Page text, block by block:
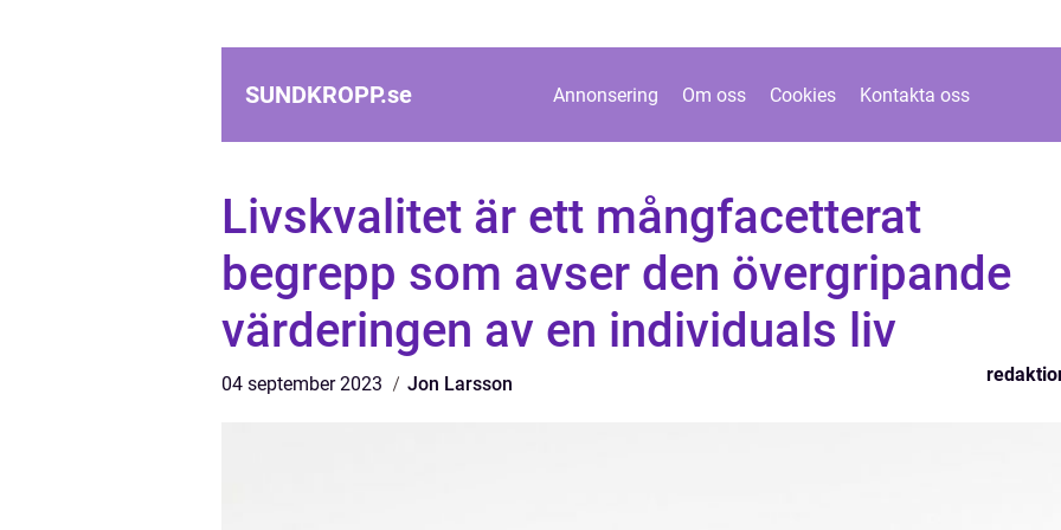
SUNDKROPP.se Annonsering Om oss Cookies Kontakta oss
Livskvalitet är ett mångfacetterat
begrepp som avser den övergripande
värderingen av en individuals liv
04 september 2023 Jon Larsson